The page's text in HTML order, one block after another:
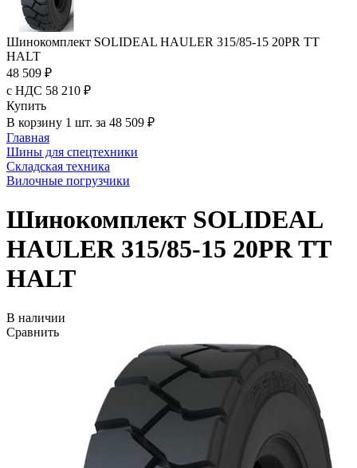
Шинокомплект SOLIDEAL HAULER 315/85-15 20PR TT
HALT
48 509 ₽
с НДС 58 210 ₽
Купить
В корзину 1 шт. за 48 509 ₽
Главная
Шины для спецтехники
Складская техника
Вилочные погрузчики
Шинокомплект SOLIDEAL
HAULER 315/85-15 20PR TT
HALT
В наличии
Сравнить